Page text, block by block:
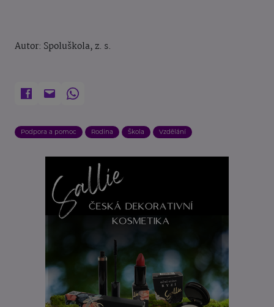
Autor: Spoluškola, z. s.
Podpora a pomoc Rodina Škola Vzdělání